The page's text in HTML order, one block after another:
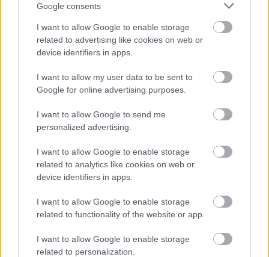
Google consents
I want to allow Google to enable storage
related to advertising like cookies on web or
device identifiers in apps.
I want to allow my user data to be sent to
Google for online advertising purposes.
I want to allow Google to send me
personalized advertising.
I want to allow Google to enable storage
related to analytics like cookies on web or
device identifiers in apps.
I want to allow Google to enable storage
related to functionality of the website or app.
I want to allow Google to enable storage
related to personalization.
Εθνικό Πάρκο Ρενιέ, Ουάσινγτον
Η περιοχή Paradise στο Εθνικό Πάρκο Ρενιέ στην
Ουάσινγκτον είναι γνωστή για τις πολλές
χιονοπτώσεις της. Σύμφωνα με την Υπηρεσία
Εθνικού Πάρκου, η περιοχή κατείχε ένα παγκόσμιο
ιδιαίτερο ρεκόρ χιονόπτωσης. Σε ένα χρόνο, από
1971-1972, συνολικά έπεσε χιόνι 28,5 μέτρων!